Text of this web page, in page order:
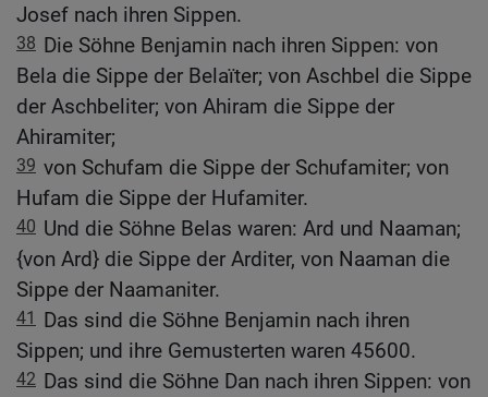
Josef nach ihren Sippen.
38 Die Söhne Benjamin nach ihren Sippen: von
Bela die Sippe der Belaïter; von Aschbel die Sippe
der Aschbeliter; von Ahiram die Sippe der
Ahiramiter;
39 von Schufam die Sippe der Schufamiter; von
Hufam die Sippe der Hufamiter.
40 Und die Söhne Belas waren: Ard und Naaman;
{von Ard} die Sippe der Arditer, von Naaman die
Sippe der Naamaniter.
41 Das sind die Söhne Benjamin nach ihren
Sippen; und ihre Gemusterten waren 45600.
42 Das sind die Söhne Dan nach ihren Sippen: von